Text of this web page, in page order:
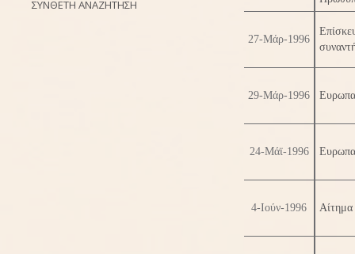
ΣΥΝΘΕΤΗ ΑΝΑΖΗΤΗΣΗ
27-Μάρ-1996
29-Μάρ-1996
24-Μάϊ-1996
4-Ιούν-1996 Αίτημα